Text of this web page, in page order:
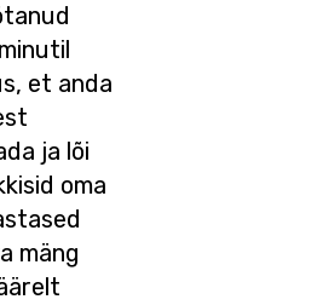
et anda
ja lõi
oma
mäng